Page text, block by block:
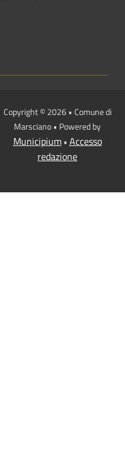
Copyright © 2026 • Comune di
Marsciano • Powered by
Municipium• Accesso
redazione